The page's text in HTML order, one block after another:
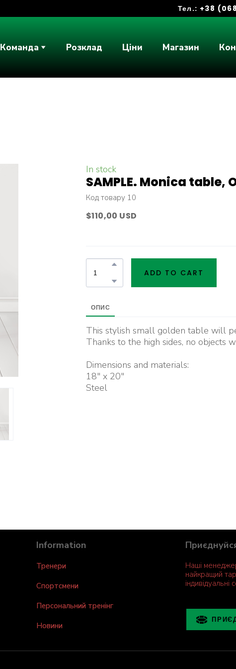
Тел.: +38
Команда Розклад Ціни Магазин
In stock
SAMPLE. Monica table,
Код товару 10
$110,00 USD
ADD TO CART
ОПИС
This stylish small golden table will
Thanks to the high sides, no objects
Dimensions and materials:
18" x 20"
Steel
Information
Тренери
Спортсмени
Персональний тренінг
Новини
Наші
найкращий
індивідуальні